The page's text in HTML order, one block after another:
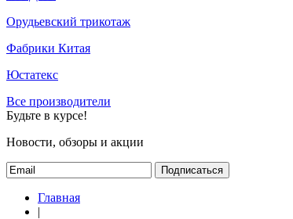
Орудьевский трикотаж
Фабрики Китая
Юстатекс
Все производители
Будьте в курсе!
Новости, обзоры и акции
Подписаться
Главная
|